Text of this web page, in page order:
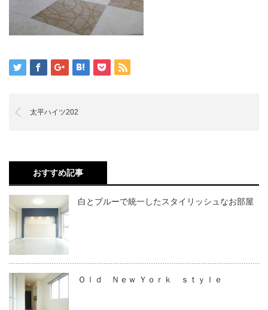
太平ハイツ202
おすすめ記事
白とブルーで統一したスタイリッシュなお部屋
Ｏｌｄ Ｎｅｗ Ｙｏｒｋ ｓｔｙｌｅ